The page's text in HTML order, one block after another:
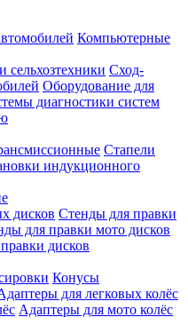
Компьютерные
сельхозтехники Сход-
Оборудование для
диагностики систем
Стапели
индукционного
дисков Стенды для правки
для правки мото дисков
дисков
Конусы
для легковых колёс
Адаптеры для мото колёс